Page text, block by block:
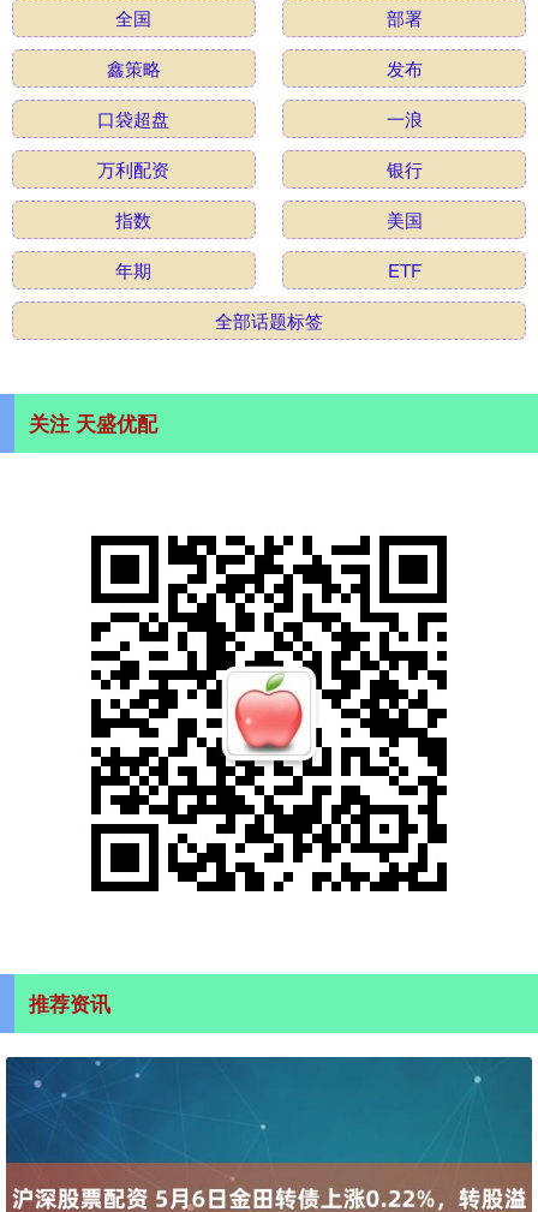
全国
部署
鑫策略
发布
口袋超盘
一浪
万利配资
银行
指数
美国
年期
ETF
全部话题标签
关注 天盛优配
推荐资讯